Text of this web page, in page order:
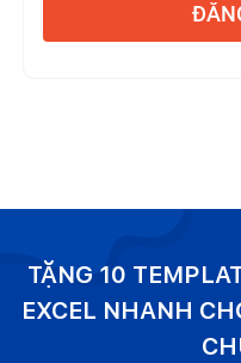
TẶNG 10
EXCEL NHANH